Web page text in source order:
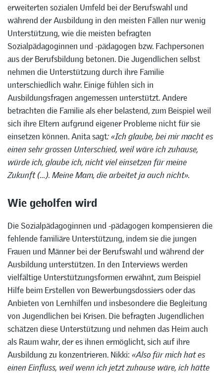
erweiterten sozialen Umfeld bei der Berufswahl und
während der Ausbildung in den meisten Fällen nur wenig
Unterstützung, wie die meisten befragten
Sozialpädagoginnen und -pädagogen bzw. Fachpersonen
aus der Berufsbildung betonen. Die Jugendlichen selbst
nehmen die Unterstützung durch ihre Familie
unterschiedlich wahr. Einige fühlen sich in
Ausbildungsfragen angemessen unterstützt. Andere
betrachten die Familie als eher belastend, zum Beispiel weil
sich ihre Eltern aufgrund eigener Probleme nicht für sie
einsetzen können. Anita sagt: «Ich glaube, bei mir macht es
einen sehr grossen Unterschied, weil wäre ich zuhause,
würde ich, glaube ich, nicht viel einsetzen für meine
Zukunft (…). Meine Mam, die arbeitet ja auch nicht».
Wie geholfen wird
Die Sozialpädagoginnen und -pädagogen kompensieren die
fehlende familiäre Unterstützung, indem sie die jungen
Frauen und Männer bei der Berufswahl und während der
Ausbildung unterstützen. In den Interviews werden
vielfältige Unterstützungsformen erwähnt, zum Beispiel
Hilfe beim Erstellen von Bewerbungsdossiers oder das
Anbieten von Lernhilfen und insbesondere die Begleitung
von Jugendlichen bei Krisen. Die befragten Jugendlichen
schätzen diese Unterstützung und nehmen das Heim auch
als Raum wahr, der es ihnen ermöglicht, sich auf ihre
Ausbildung zu konzentrieren. Nikki: «Also für mich hat es
einen Einfluss, weil wenn ich jetzt zuhause wäre, ich hätte